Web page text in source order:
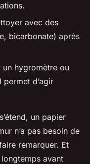
avec des
bicarbonate) après
un hygromètre ou
d’agir
un papier
n’a pas besoin de
remarquer. Et
avant